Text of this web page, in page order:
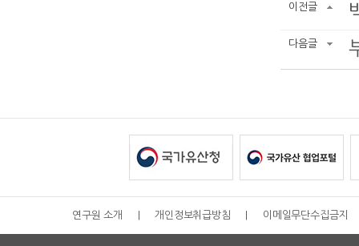
이전글
다음글
연구원 소개 개인정보취급방침 이메일무단수집금지